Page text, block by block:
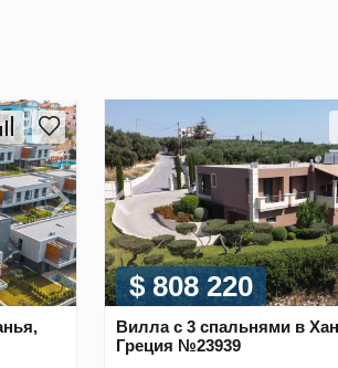
$ 808 220
Вилла с 3 спальнями в
Греция №23939